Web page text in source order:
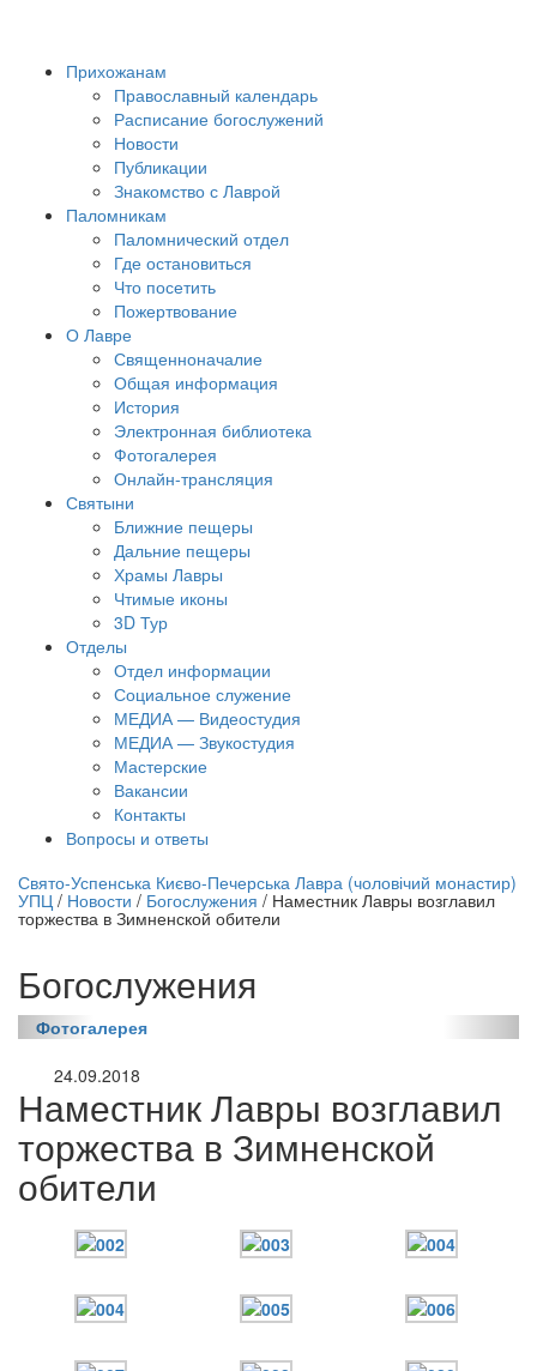
Прихожанам
Православный календарь
Расписание богослужений
Новости
Публикации
Знакомство с Лаврой
Паломникам
Паломнический отдел
Где остановиться
Что посетить
Пожертвование
О Лавре
Священноначалие
Общая информация
История
Электронная библиотека
Фотогалерея
Онлайн-трансляция
Святыни
Ближние пещеры
Дальние пещеры
Храмы Лавры
Чтимые иконы
3D Тур
Отделы
Отдел информации
Социальное служение
МЕДИА — Видеостудия
МЕДИА — Звукостудия
Мастерские
Вакансии
Контакты
Вопросы и ответы
трансляция | 12 сентября
трансляции
Свято-Успенська Києво-Печерська Лавра (чоловічий монастир)
УПЦ / Новости / Богослужения / Наместник Лавры возглавил
торжества в Зимненской обители
Богослужения
Фотогалерея
24.09.2018
Наместник Лавры возглавил
торжества в Зимненской
обители